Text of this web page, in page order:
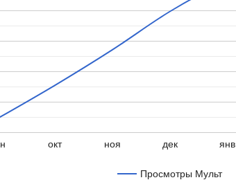
Просмотры Мульт
окт ноя дек янв